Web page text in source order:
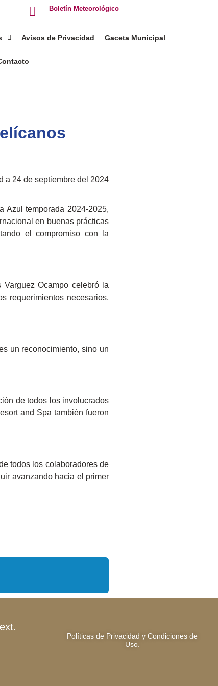
Boletín Meteorológico
Avisos de Privacidad Gaceta Municipal
a 24 de septiembre del 2024
Azul temporada 2024-2025,
en buenas prácticas
el compromiso con la
Ocampo celebró la
requerimientos necesarios,
un reconocimiento, sino un
de todos los involucrados
and Spa también fueron
todos los colaboradores de
avanzando hacia el primer
Políticas de Privacidad y Condiciones de
Uso.